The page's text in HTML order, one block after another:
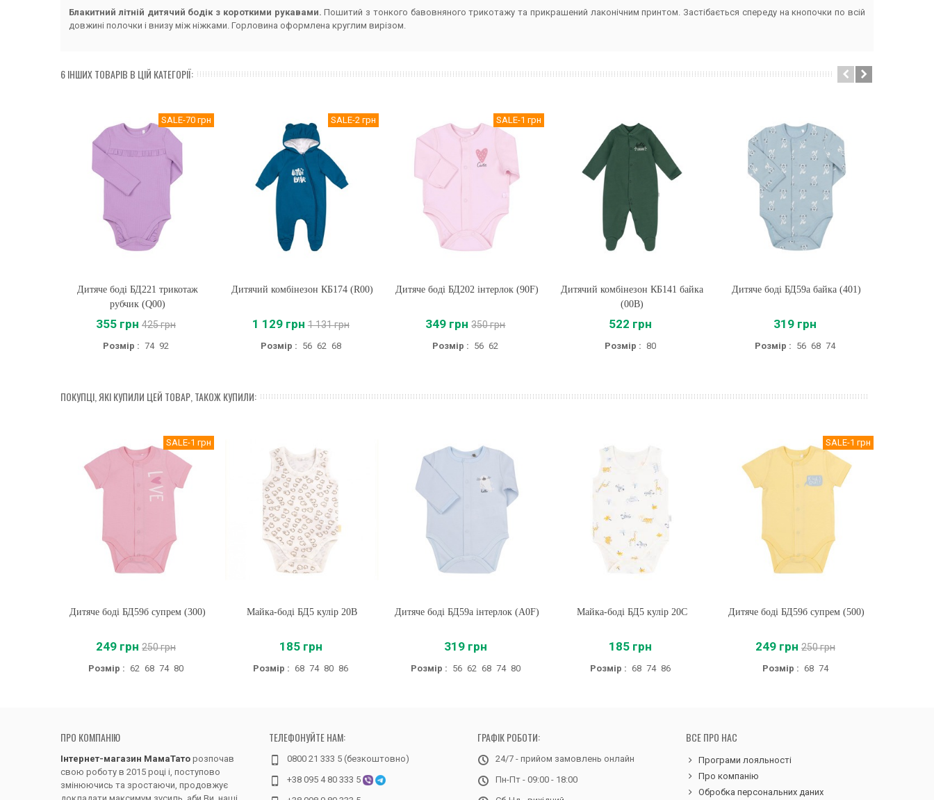
Блакитний літній дитячий бодік з короткими рукавами. Пошитий з тонкого бавовняного трикотажу та прикрашений лаконічним принтом. Застібається спереду на кнопочки по всій
довжині полочки і внизу між ніжками. Горловина оформлена круглим вирізом.
6 ІНШИХ ТОВАРІВ В ЦІЙ КАТЕГОРІЇ:
SALE-70 грн
Купити
Дитяче боді БД221 трикотаж
рубчик (Q00)
355 грн 425 грн
Розмір : 74 92
SALE-2 грн
Купити
Дитячий комбінезон КБ174 (R00)
1 129 грн 1 131 грн
Розмір : 56 62 68
SALE-1 грн
Купити
Дитяче боді БД202 інтерлок (90F)
349 грн 350 грн
Розмір : 56 62
Купити
Дитячий комбінезон КБ141 байка
(00B)
522 грн
Розмір : 80
Купити
Дитяче боді БД59а байка (401)
319 грн
Розмір : 56 68 74
ПОКУПЦІ, ЯКІ КУПИЛИ ЦЕЙ ТОВАР, ТАКОЖ КУПИЛИ:
SALE-1 грн
Купити
Дитяче боді БД59б супрем (300)
249 грн 250 грн
Розмір : 62 68 74 80
Купити
Майка-боді БД5 кулір 20B
185 грн
Розмір : 68 74 80 86
Купити
Дитяче боді БД59а інтерлок (A0F)
319 грн
Розмір : 56 62 68 74 80
Купити
Майка-боді БД5 кулір 20C
185 грн
Розмір : 68 74 86
SALE-1 грн
Купити
Дитяче боді БД59б супрем (500)
249 грн 250 грн
Розмір : 68 74
ПРО КОМПАНІЮ
Інтернет-магазин МамаТато розпочав
свою роботу в 2015 році і, поступово
змінюючись та зростаючи, продовжує
ТЕЛЕФОНУЙТЕ НАМ:
0800 21 333 5 (безкоштовно)
+38 095 4 80 333 5
ГРАФІК РОБОТИ:
24/7 - прийом замовлень онлайн
Пн-Пт - 09:00 - 18:00
ВСЕ ПРО НАС
Програми лояльності
Про компанію
Обробка персональних даних